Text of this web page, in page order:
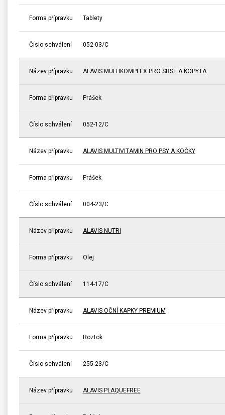
Forma přípravku Tablety
Číslo schválení 052-03/C
Název přípravku ALAVIS MULTIKOMPLEX PRO SRST A KOPYTA
Forma přípravku Prášek
Číslo schválení 052-12/C
Název přípravku ALAVIS MULTIVITAMIN PRO PSY A KOČKY
Forma přípravku Prášek
Číslo schválení 004-23/C
Název přípravku ALAVIS NUTRI
Forma přípravku Olej
Číslo schválení 114-17/C
Název přípravku ALAVIS OČNÍ KAPKY PREMIUM
Forma přípravku Roztok
Číslo schválení 255-23/C
Název přípravku ALAVIS PLAQUEFREE